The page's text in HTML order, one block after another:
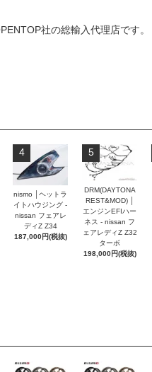
社の総輸入代理店です。
4
nismo │ヘットラ
イトハウジング -
nissan フェアレ
ディZ Z34
187,000円(税抜)
5
DRM(DAYTONA
REST&MOD) │
エンジンEFIハー
ネス - nissan フ
ェアレディZ Z32
ターボ
198,000円(税抜)